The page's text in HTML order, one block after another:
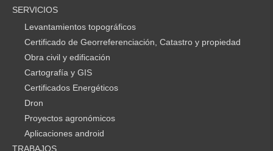
SERVICIOS
Levantamientos topográficos
Certificado de Georreferenciación, Catastro y propiedad
Obra civil y edificación
Cartografía y GIS
Certificados Energéticos
Dron
Proyectos agronómicos
Aplicaciones android
TRABAJOS